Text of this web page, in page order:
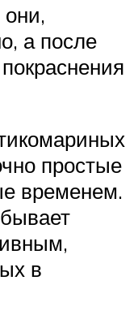
они,
а после
простые
временем.
в